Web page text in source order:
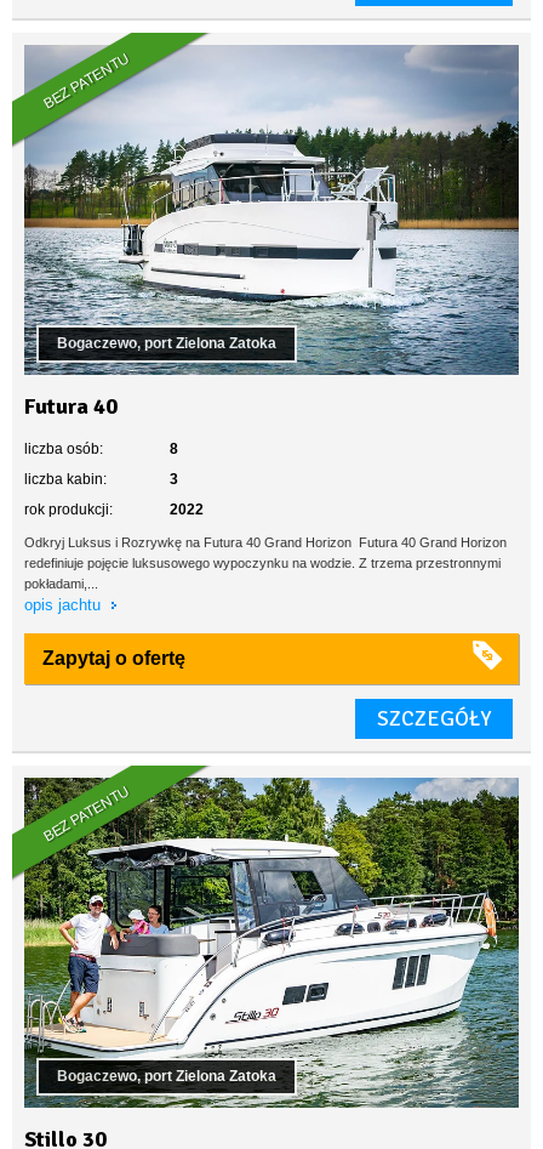
BEZ PATENTU
Bogaczewo, port Zielona Zatoka
Futura 40
liczba osób:
8
liczba kabin:
3
rok produkcji:
2022
Odkryj Luksus i Rozrywkę na Futura 40 Grand Horizon Futura 40 Grand Horizon
redefiniuje pojęcie luksusowego wypoczynku na wodzie. Z trzema przestronnymi
pokładami,...
opis jachtu
Zapytaj o ofertę
SZCZEGÓŁY
BEZ PATENTU
Bogaczewo, port Zielona Zatoka
Stillo 30